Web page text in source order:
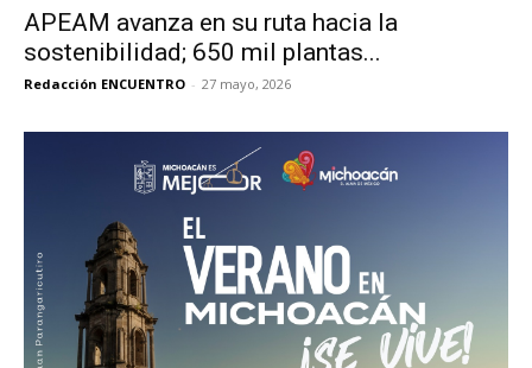
APEAM avanza en su ruta hacia la
sostenibilidad; 650 mil plantas...
Redacción ENCUENTRO - 27 mayo, 2026